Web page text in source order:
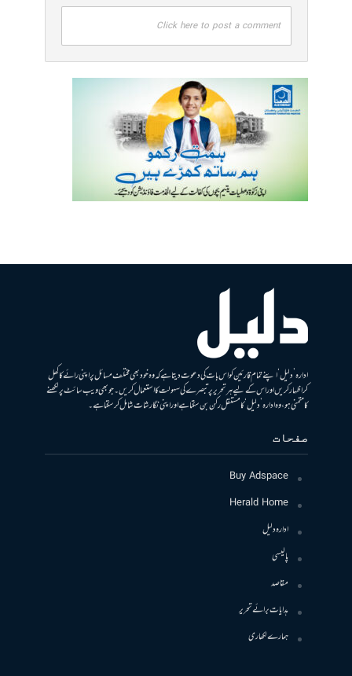
Click here to post a comment
ادارہ ’دلیل‘ اپنے تمام قارئین کو اس بات کی دعوت دیتا ہے کہ وہ خود بھی مختلف مسائل پر اپنی رائے کا کھل
کر اظہار کریں اور اس کے لیے ہر تحریر پر تبصرے کی سہولت کا استعمال کریں۔ جو بھی ویب سائٹ پر لکھنے
کا متمنی ہو، وہ ادارہ ’دلیل‘ کا مستقل رکن بن سکتا ہے اور اپنی نگارشات شامل کرسکتا ہے۔
صفحات
Buy Adspace
Herald Home
ادارہ دلیل
پالیسی
مقاصد
ہدایات برائے تحریر
ہمارے لکھاری